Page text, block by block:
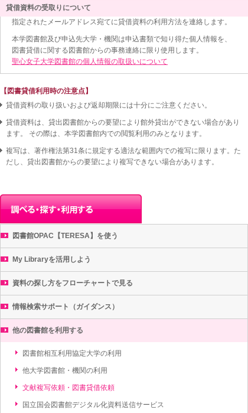
貸借資料の受取りについて
指定されたメールアドレス宛てに貸借資料の利用方法を連絡します。
本学図書館及び申込先大学・機関は申込書類で知り得た個人情報を、
図書貸借に関する図書館からの事務連絡に限り使用します。
聖心女子大学図書館の個人情報の取扱いについて
【図書貸借利用時の注意点】
貸借資料の取り扱いおよび返却期限には十分にご注意ください。
貸借資料は、貸出図書館からの要望により館外貸出ができない場合があり
ます。 その際は、本学図書館内での閲覧利用のみとなります。
複写は、著作権法第31条に規定する適法な範囲内での複写に限ります。た
だし、貸出図書館からの要望により複写できない場合があります。
図書館OPAC【TERESA】を使う
My Libraryを活用しよう
資料の探し方をフローチャートで見る
情報検索サポート（ガイダンス）
他の図書館を利用する
図書館相互利用協定大学の利用
他大学図書館・機関の利用
文献複写依頼・図書貸借依頼
国立国会図書館デジタル化資料送信サービス